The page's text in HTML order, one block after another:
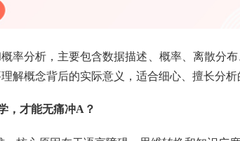
率分析，主要包含数据描述、概率、离散分
解概念背后的实际意义，适合细心、擅长分析
，才能无痛冲A？